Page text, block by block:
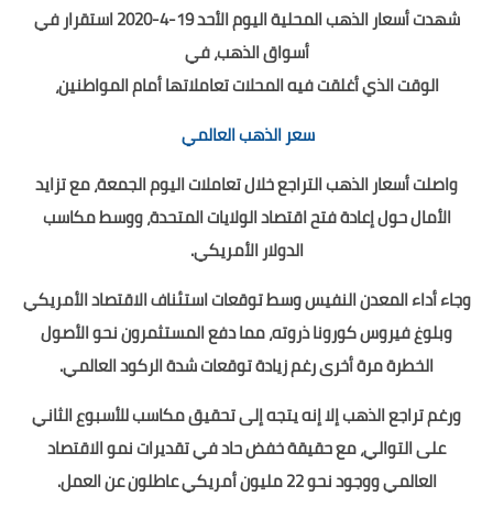
شهدت أسعار الذهب المحلية اليوم الأحد 19-4-2020 استقرار في
أسواق الذهب، في
الوقت الذي أغلقت فيه المحلات تعاملاتها أمام المواطنين،
سعر الذهب العالمي
واصلت أسعار الذهب التراجع خلال تعاملات اليوم الجمعة، مع تزايد
الأمال حول إعادة فتح اقتصاد الولايات المتحدة، ووسط مكاسب
الدولار الأمريكي.
وجاء أداء المعدن النفيس وسط توقعات استئناف الاقتصاد الأمريكي
وبلوغ فيروس كورونا ذروته، مما دفع المستثمرون نحو الأصول
الخطرة مرة أخرى رغم زيادة توقعات شدة الركود العالمي.
ورغم تراجع الذهب إلا إنه يتجه إلى تحقيق مكاسب للأسبوع الثاني
على التوالي، مع حقيقة خفض حاد في تقديرات نمو الاقتصاد
العالمي ووجود نحو 22 مليون أمريكي عاطلون عن العمل.